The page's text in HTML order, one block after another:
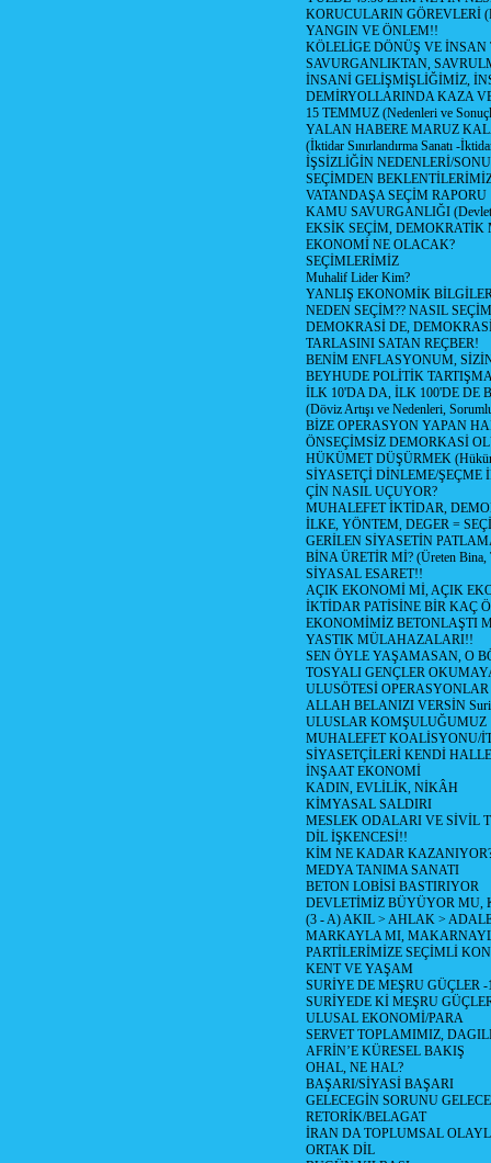
KORUCULARIN GÖREVLERİ
YANGIN VE ÖNLEM!!
KÖLELİGE DÖNÜŞ VE İNSAN
SAVURGANLIKTAN,
İNSANİ GELİŞMİŞLİĞİMİZ,
DEMİRYOLLARINDA KAZA
15 TEMMUZ (Nedenleri ve
YALAN HABERE MARUZ
(İktidar Sınırlandırma Sanatı -
İŞSİZLİĞİN NEDENLERİ/
SEÇİMDEN
VATANDAŞA SEÇİM RAPORU
KAMU SAVURGANLIĞI (Devlet
EKSİK SEÇİM, DEMOKRATİK
EKONOMİ NE OLACAK?
SEÇİMLERİMİZ
Muhalif Lider Kim?
YANLIŞ EKONOMİK
NEDEN SEÇİM?? NASIL
DEMOKRASİ DE,
TARLASINI SATAN REÇBER!
BENİM ENFLASYONUM,
BEYHUDE POLİTİK
İLK 10'DA DA, İLK 100'DE DE
(Döviz Artışı ve Nedenleri,
BİZE OPERASYON YAPAN
ÖNSEÇİMSİZ DEMORKASİ
HÜKÜMET DÜŞÜRMEK
SİYASETÇİ DİNLEME/ŞEÇME
ÇİN NASIL UÇUYOR?
MUHALEFET İKTİDAR,
İLKE, YÖNTEM, DEGER =
GERİLEN SİYASETİN
BİNA ÜRETİR Mİ? (Üreten Bina,
SİYASAL ESARET!!
AÇIK EKONOMİ Mİ, AÇIK
İKTİDAR PATİSİNE BİR KAÇ
EKONOMİMİZ BETONLAŞTI
YASTIK MÜLAHAZALARI!!
SEN ÖYLE YAŞAMASAN, O
TOSYALI GENÇLER
ULUSÖTESİ OPERASYONLAR
ALLAH BELANIZI VERSİN
ULUSLAR KOMŞULUĞUMUZ
MUHALEFET KOALİSYONU/
SİYASETÇİLERİ KENDİ
İNŞAAT EKONOMİ
KADIN, EVLİLİK, NİKÂH
KİMYASAL SALDIRI
MESLEK ODALARI VE SİVİL
DİL İŞKENCESİ!!
KİM NE KADAR
MEDYA TANIMA SANATI
BETON LOBİSİ BASTIRIYOR
DEVLETİMİZ BÜYÜYOR MU,
(3 - A) AKIL > AHLAK >
MARKAYLA MI,
PARTİLERİMİZE SEÇİMLİ
KENT VE YAŞAM
SURİYE DE MEŞRU GÜÇLER -
SURİYEDE Kİ MEŞRU
ULUSAL EKONOMİ/PARA
SERVET TOPLAMIMIZ,
AFRİN’E KÜRESEL BAKIŞ
OHAL, NE HAL?
BAŞARI/SİYASİ BAŞARI
GELECEGİN SORUNU
RETORİK/BELAGAT
İRAN DA TOPLUMSAL
ORTAK DİL